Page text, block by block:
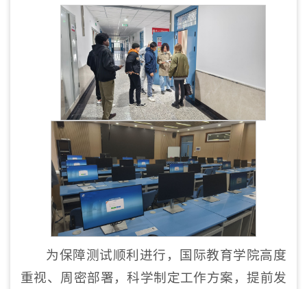
为保障测试顺利进行，国际教育学院高度
重视、周密部署，科学制定工作方案，提前发